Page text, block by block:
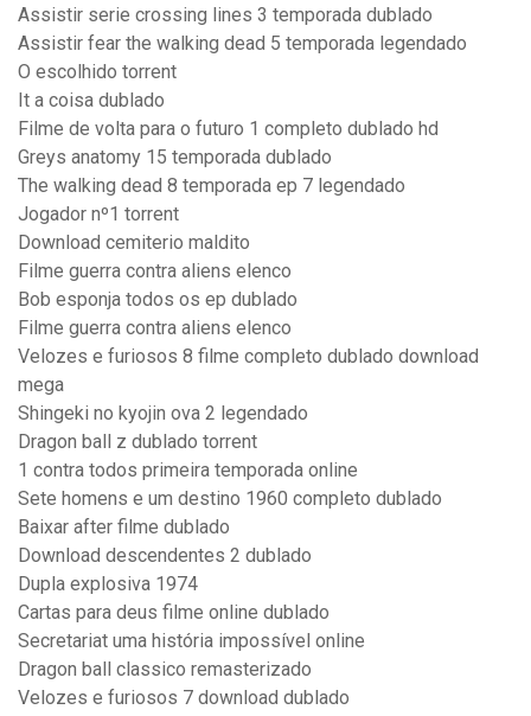
Assistir serie crossing lines 3 temporada dublado
Assistir fear the walking dead 5 temporada legendado
O escolhido torrent
It a coisa dublado
Filme de volta para o futuro 1 completo dublado hd
Greys anatomy 15 temporada dublado
The walking dead 8 temporada ep 7 legendado
Jogador nº1 torrent
Download cemiterio maldito
Filme guerra contra aliens elenco
Bob esponja todos os ep dublado
Filme guerra contra aliens elenco
Velozes e furiosos 8 filme completo dublado download
mega
Shingeki no kyojin ova 2 legendado
Dragon ball z dublado torrent
1 contra todos primeira temporada online
Sete homens e um destino 1960 completo dublado
Baixar after filme dublado
Download descendentes 2 dublado
Dupla explosiva 1974
Cartas para deus filme online dublado
Secretariat uma história impossível online
Dragon ball classico remasterizado
Velozes e furiosos 7 download dublado